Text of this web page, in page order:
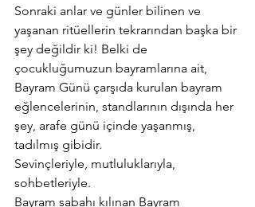
Sonraki anlar ve günler bilinen ve
yaşanan ritüellerin tekrarından başka bir
şey değildir ki! Belki de
çocukluğumuzun bayramlarına ait,
Bayram Günü çarşıda kurulan bayram
eğlencelerinin, standlarının dışında her
şey, arafe günü içinde yaşanmış,
tadılmış gibidir.
Sevinçleriyle, mutluluklarıyla,
sohbetleriyle.
Bayram sabahı kılınan Bayram